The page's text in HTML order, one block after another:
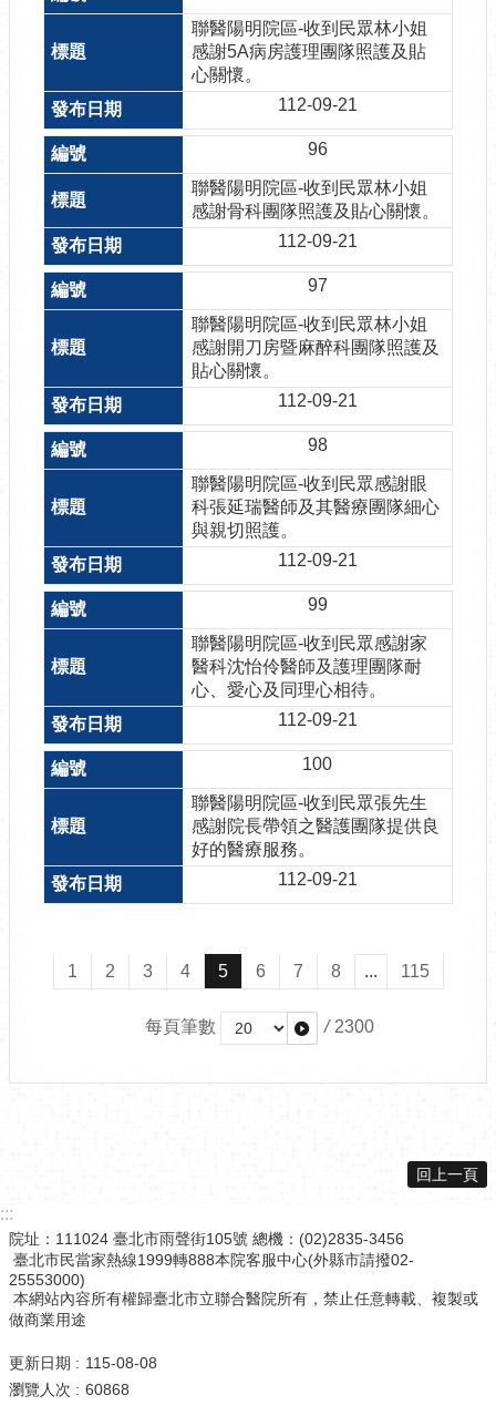
聯醫陽明院區-收到民眾林小姐
感謝5A病房護理團隊照護及貼
心關懷。
112-09-21
96
聯醫陽明院區-收到民眾林小姐
感謝骨科團隊照護及貼心關懷。
112-09-21
97
聯醫陽明院區-收到民眾林小姐
感謝開刀房暨麻醉科團隊照護及
貼心關懷。
112-09-21
98
聯醫陽明院區-收到民眾感謝眼
科張延瑞醫師及其醫療團隊細心
與親切照護。
112-09-21
99
聯醫陽明院區-收到民眾感謝家
醫科沈怡伶醫師及護理團隊耐
心、愛心及同理心相待。
112-09-21
100
聯醫陽明院區-收到民眾張先生
感謝院長帶領之醫護團隊提供良
好的醫療服務。
112-09-21
1 2 3 4 5 6 7 8 ... 115
每頁筆數 / 2300
回上一頁
:::
院址：111024 臺北市雨聲街105號 總機：(02)2835-3456
臺北市民當家熱線1999轉888本院客服中心(外縣市請撥02-
25553000)
本網站內容所有權歸臺北市立聯合醫院所有，禁止任意轉載、複製或
做商業用途
更新日期
115-08-08
瀏覽人次
60868